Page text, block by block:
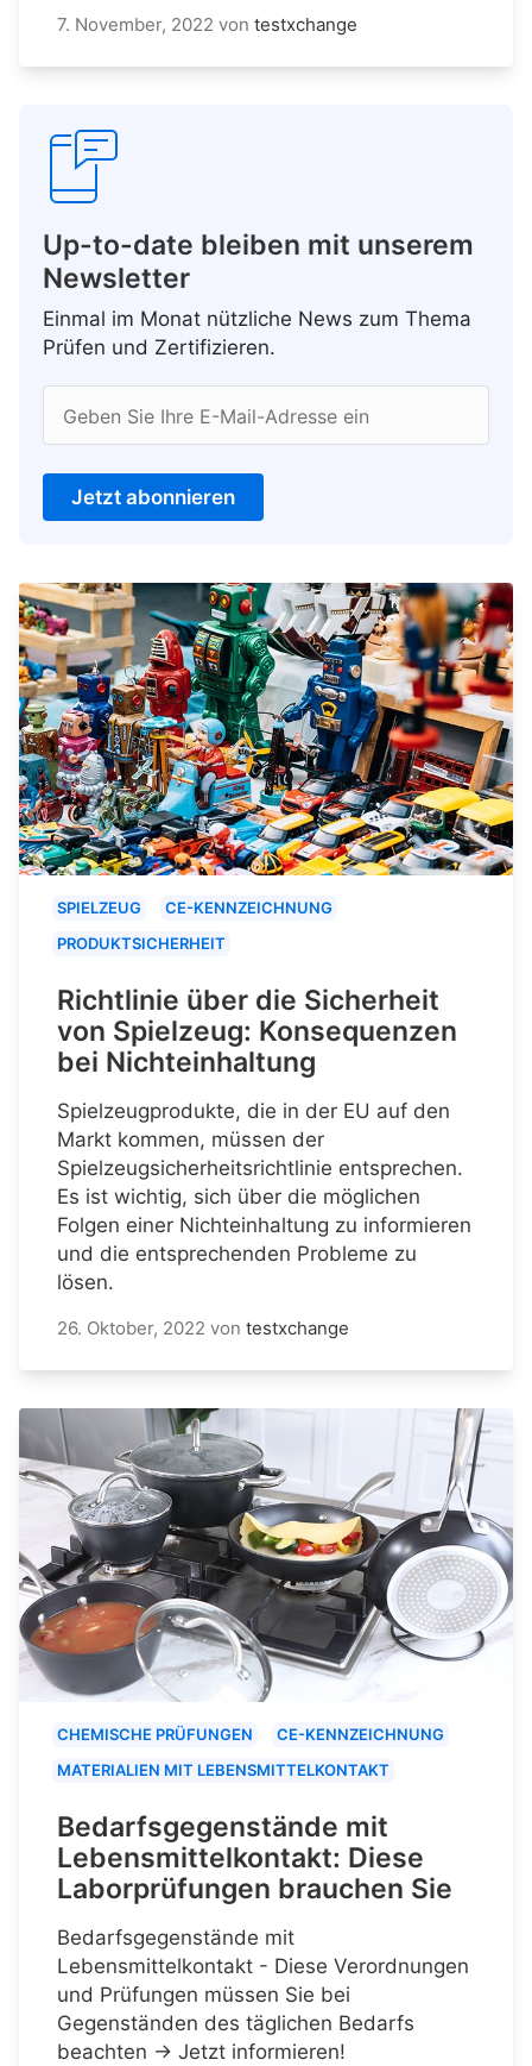
7. November, 2022 von testxchange
Up-to-date bleiben mit unserem
Newsletter
Einmal im Monat nützliche News zum Thema
Prüfen und Zertifizieren.
Geben Sie Ihre E-Mail-Adresse ein
Jetzt abonnieren
SPIELZEUG
CE-KENNZEICHNUNG
PRODUKTSICHERHEIT
Richtlinie über die Sicherheit
von Spielzeug: Konsequenzen
bei Nichteinhaltung
Spielzeugprodukte, die in der EU auf den
Markt kommen, müssen der
Spielzeugsicherheitsrichtlinie entsprechen.
Es ist wichtig, sich über die möglichen
Folgen einer Nichteinhaltung zu informieren
und die entsprechenden Probleme zu
lösen.
26. Oktober, 2022 von testxchange
CHEMISCHE PRÜFUNGEN
CE-KENNZEICHNUNG
MATERIALIEN MIT LEBENSMITTELKONTAKT
Bedarfsgegenstände mit
Lebensmittelkontakt: Diese
Laborprüfungen brauchen Sie
Bedarfsgegenstände mit
Lebensmittelkontakt - Diese Verordnungen
und Prüfungen müssen Sie bei
Gegenständen des täglichen Bedarfs
beachten → Jetzt informieren!